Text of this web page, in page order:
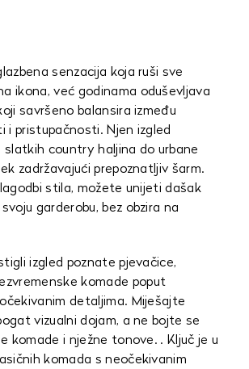
senzacija koja ruši sve
ikona, već godinama oduševljava
savršeno balansira između
i pristupačnosti. Njen izgled
slatkih country haljina do urbane
zadržavajući prepoznatljiv šarm.
stila, možete unijeti dašak
svoju garderobu, bez obzira na
izgled poznate pjevačice,
komade poput
detaljima. Miješajte
vizualni dojam, a ne bojte se
komade i nježne tonove. . Ključ je u
komada s neočekivanim